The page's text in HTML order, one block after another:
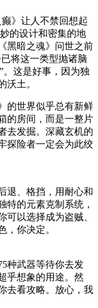
》让人不禁回想起
的设计和密集的地
黑暗之魂》问世之前
将这一类型抛诸脑
。这是好事，因为独
沃土。
的世界似乎总有新鲜
的房间，而是一整片
去发掘。深藏玄机的
探险者一定会为此绞
退、格挡，用耐心和
特的元素克制系统，
可以选择成为盗贼、
你决定。
种武器等待你去发
乎想象的用途。然
去看攻略。放心，我